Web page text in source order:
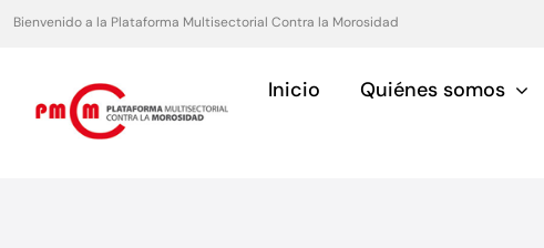
Bienvenido a la Plataforma Multisectorial Contra la Morosidad
Inicio Quiénes somos